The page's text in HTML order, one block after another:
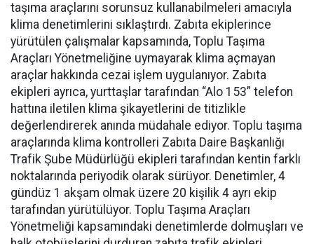
taşıma araçlarını sorunsuz kullanabilmeleri amacıyla
klima denetimlerini sıklaştırdı. Zabıta ekiplerince
yürütülen çalışmalar kapsamında, Toplu Taşıma
Araçları Yönetmeliğine uymayarak klima açmayan
araçlar hakkında cezai işlem uygulanıyor. Zabıta
ekipleri ayrıca, yurttaşlar tarafından “Alo 153” telefon
hattına iletilen klima şikayetlerini de titizlikle
değerlendirerek anında müdahale ediyor. Toplu taşıma
araçlarında klima kontrolleri Zabıta Daire Başkanlığı
Trafik Şube Müdürlüğü ekipleri tarafından kentin farklı
noktalarında periyodik olarak sürüyor. Denetimler, 4
gündüz 1 akşam olmak üzere 20 kişilik 4 ayrı ekip
tarafından yürütülüyor. Toplu Taşıma Araçları
Yönetmeliği kapsamındaki denetimlerde dolmuşları ve